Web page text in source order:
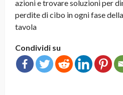
azioni e trovare soluzioni per
perdite di cibo in ogni fase
tavola
Condividi su